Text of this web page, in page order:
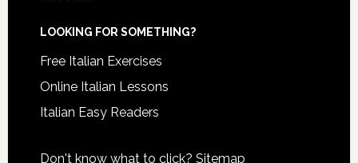
LOOKING FOR SOMETHING?
Free Italian Exercises
Online Italian Lessons
Italian Easy Readers
Don't know what to click? Sitemap